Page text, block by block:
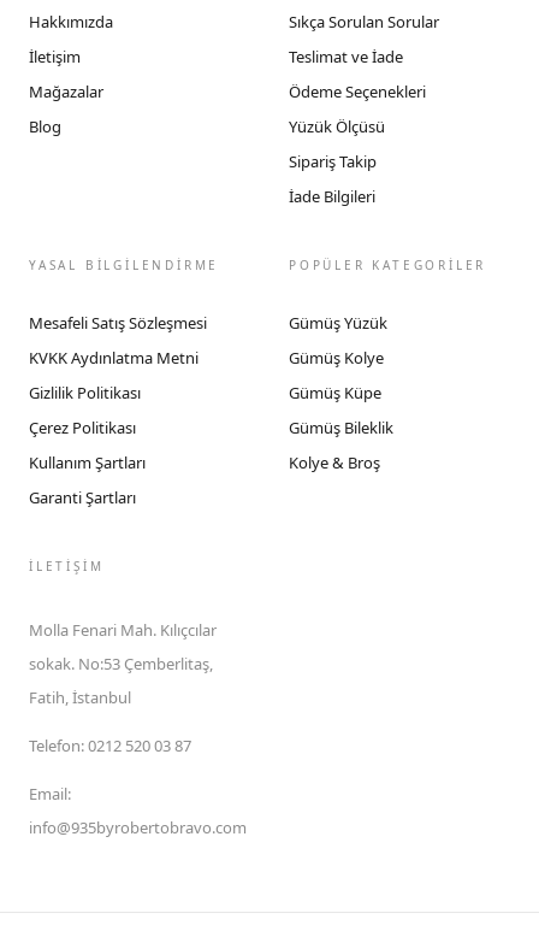
Hakkımızda
İletişim
Mağazalar
Blog
Sıkça Sorulan Sorular
Teslimat ve İade
Ödeme Seçenekleri
Yüzük Ölçüsü
Sipariş Takip
İade Bilgileri
YASAL BİLGİLENDİRME
Mesafeli Satış Sözleşmesi
KVKK Aydınlatma Metni
Gizlilik Politikası
Çerez Politikası
Kullanım Şartları
Garanti Şartları
POPÜLER KATEGORİLER
Gümüş Yüzük
Gümüş Kolye
Gümüş Küpe
Gümüş Bileklik
Kolye & Broş
İLETIŞIM
Molla Fenari Mah. Kılıçcılar
sokak. No:53 Çemberlitaş,
Fatih, İstanbul
Telefon:0212 520 03 87
Email:
info@935byrobertobravo.com